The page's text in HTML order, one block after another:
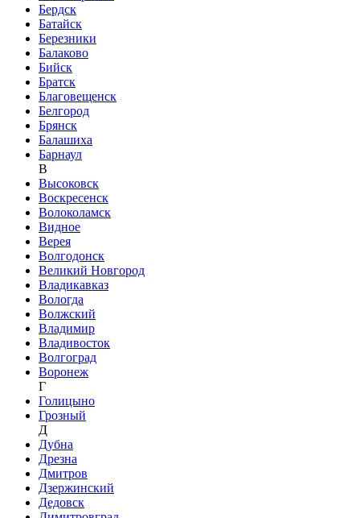
Бердск
Батайск
Березники
Балаково
Бийск
Братск
Благовещенск
Белгород
Брянск
Балашиха
Барнаул
В
Высоковск
Воскресенск
Волоколамск
Видное
Верея
Волгодонск
Великий Новгород
Владикавказ
Вологда
Волжский
Владимир
Владивосток
Волгоград
Воронеж
Г
Голицыно
Грозный
Д
Дубна
Дрезна
Дмитров
Дзержинский
Дедовск